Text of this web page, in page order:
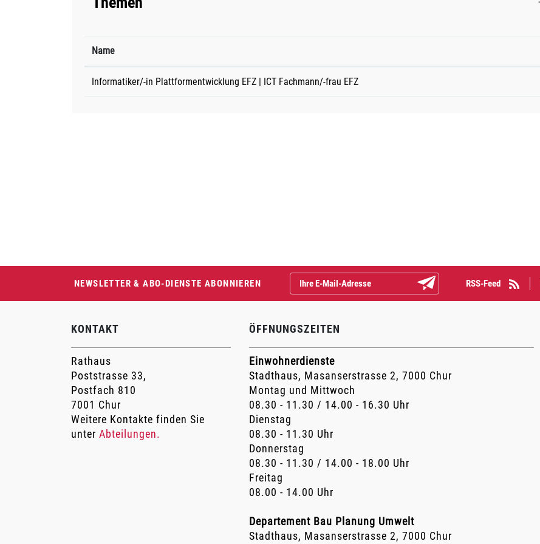
Name
Informatiker/-in Plattformentwicklung EFZ | ICT Fachmann/-frau EFZ
FusszeileNEWSLETTER & ABO-DIENSTE ABONNIEREN Abonnieren RSS-Feed
KONTAKT
Rathaus
Poststrasse 33,
Postfach 810
7001 Chur
Weitere Kontakte finden Sie
unter Abteilungen.
ÖFFNUNGSZEITEN
Einwohnerdienste
Stadthaus, Masanserstrasse 2, 7000 Chur
Montag und Mittwoch
08.30 - 11.30 / 14.00 - 16.30 Uhr
Dienstag
08.30 - 11.30 Uhr
Donnerstag
08.30 - 11.30 / 14.00 - 18.00 Uhr
Freitag
08.00 - 14.00 Uhr
Departement Bau Planung Umwelt
Stadthaus, Masanserstrasse 2, 7000 Chur